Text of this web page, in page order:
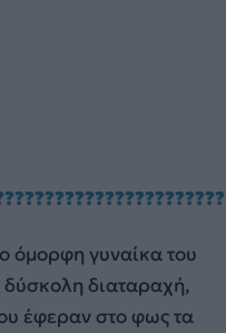
όμορφη γυναίκα του
διαταραχή,
έφεραν στο φως τα